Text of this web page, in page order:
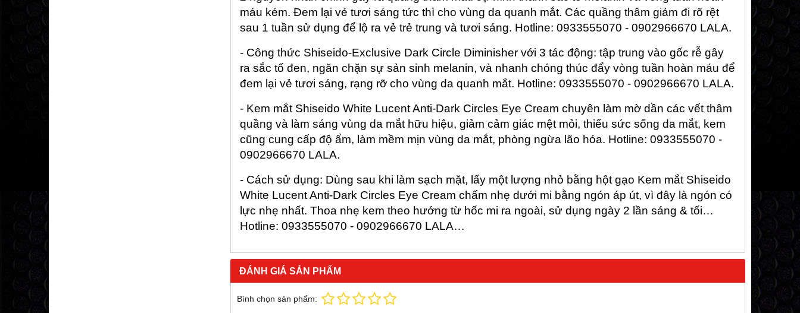
máu kém. Đem lại vẻ tươi sáng tức thì cho vùng da quanh mắt. Các quầng thâm giảm đi rõ rệt
sau 1 tuần sử dụng để lộ ra vẻ trẻ trung và tươi sáng. Hotline: 0933555070 - 0902966670 LALA.
- Công thức Shiseido-Exclusive Dark Circle Diminisher với 3 tác động: tập trung vào gốc rễ gây
ra sắc tố đen, ngăn chặn sự sản sinh melanin, và nhanh chóng thúc đẩy vòng tuần hoàn máu để
đem lại vẻ tươi sáng, rạng rỡ cho vùng da quanh mắt. Hotline: 0933555070 - 0902966670 LALA.
- Kem mắt Shiseido White Lucent Anti-Dark Circles Eye Cream chuyên làm mờ dần các vết thâm
quầng và làm sáng vùng da mắt hữu hiệu, giảm cảm giác mệt mỏi, thiếu sức sống da mắt, kem
cũng cung cấp độ ẩm, làm mềm mịn vùng da mắt, phòng ngừa lão hóa. Hotline: 0933555070 -
0902966670 LALA.
- Cách sử dụng: Dùng sau khi làm sạch mặt, lấy một lượng nhỏ bằng hột gạo Kem mắt Shiseido
White Lucent Anti-Dark Circles Eye Cream chấm nhẹ dưới mi bằng ngón áp út, vì đây là ngón có
lực nhẹ nhất. Thoa nhẹ kem theo hướng từ hốc mi ra ngoài, sử dụng ngày 2 lần sáng & tối…
Hotline: 0933555070 - 0902966670 LALA…
ĐÁNH GIÁ SẢN PHẨM
Bình chọn sản phẩm: